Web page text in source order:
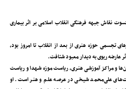
نقاش جبهه فرهنگی انقلاب اسلامی بر اثر بیماری
تجسمی حوزه هنری از بعد از انقلاب تا امروز بود،
و مراکـز آموزشـی هنـری، ریاسـت مـوزه شـهدا و ریاسـت
علی‌محمد شـیخی در عرصـه علـم و هنـر اسـت. او